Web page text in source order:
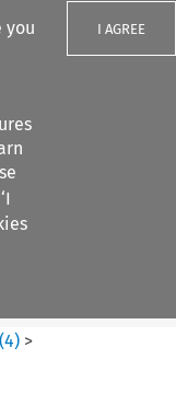
you
I AGREE
(4) >